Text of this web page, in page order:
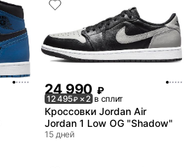
24 990 ₽
12 495₽ × 2 в сплит
Кроссовки Jordan Air
Jordan 1 Low OG "Shadow"
15 дней